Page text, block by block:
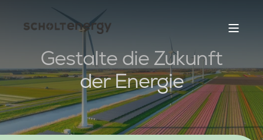
Gestalte die Zukunft
der Energie